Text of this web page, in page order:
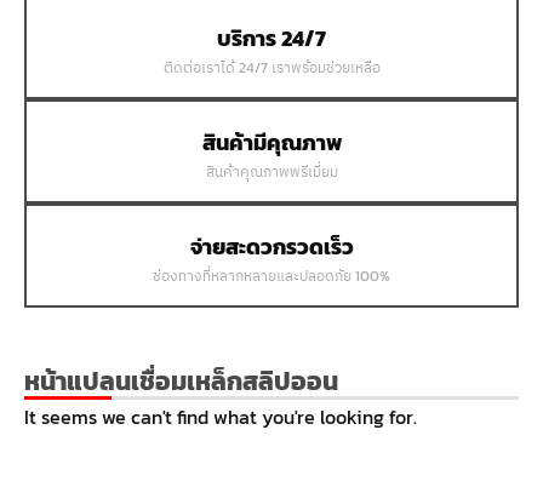
บริการ 24/7
ติดต่อเราได้ 24/7 เราพร้อมช่วยเหลือ
สินค้ามีคุณภาพ
สินค้าคุณภาพพรีเมี่ยม
จ่ายสะดวกรวดเร็ว
ช่องทางที่หลากหลายและปลอดภัย 100%
หน้าแปลนเชื่อมเหล็กสลิปออน
It seems we can't find what you're looking for.